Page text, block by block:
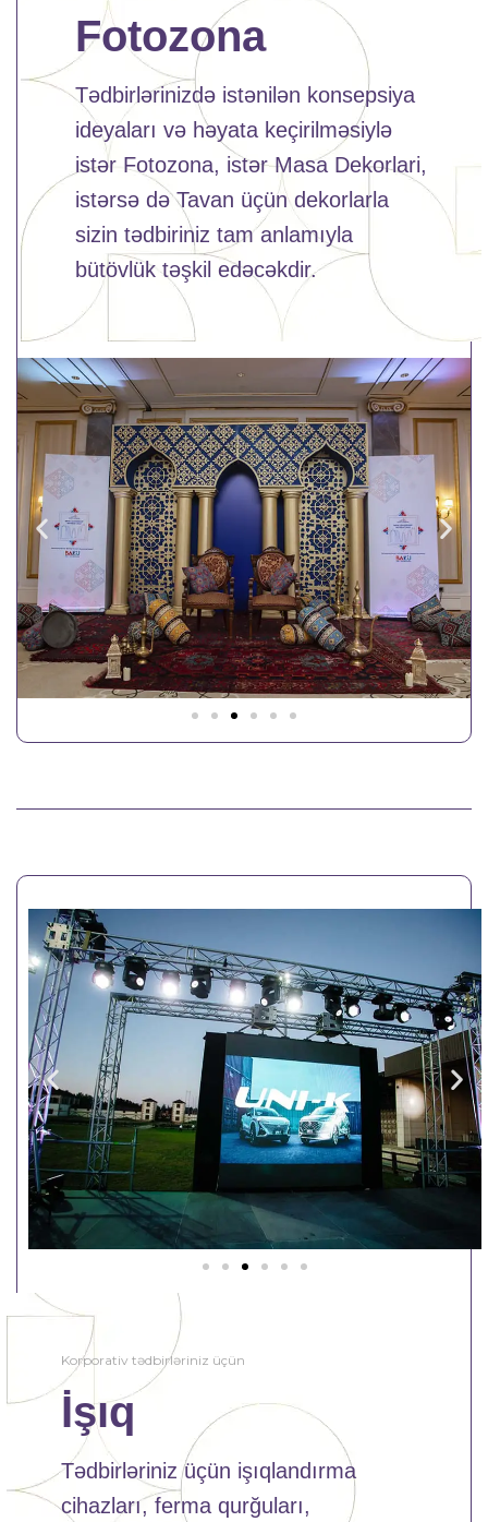
Fotozona
Tədbirlərinizdə istənilən konsepsiya
ideyaları və həyata keçirilməsiylə
istər Fotozona, istər Masa Dekorlari,
istərsə də Tavan üçün dekorlarla
sizin tədbiriniz tam anlamıyla
bütövlük təşkil edəcəkdir.
Korporativ tədbirləriniz üçün
İşıq
Tədbirləriniz üçün işıqlandırma
cihazları, ferma qurğuları,